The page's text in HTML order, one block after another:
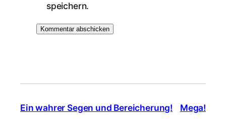
speichern.
Ein wahrer Segen und Bereicherung! Mega!